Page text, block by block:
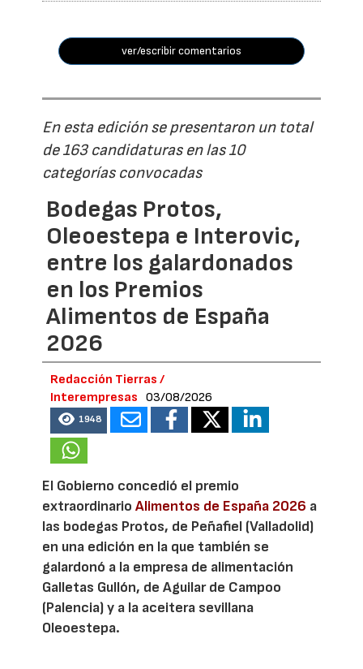
ver/escribir comentarios
En esta edición se presentaron un total
de 163 candidaturas en las 10
categorías convocadas
Bodegas Protos,
Oleoestepa e Interovic,
entre los galardonados
en los Premios
Alimentos de España
2026
Redacción Tierras /
Interempresas
03/08/2026
1948
El Gobierno concedió el premio
extraordinarioAlimentos de España 2026 a
las bodegas Protos, de Peñafiel (Valladolid)
en una edición en la que también se
galardonó a la empresa de alimentación
Galletas Gullón, de Aguilar de Campoo
(Palencia) y a la aceitera sevillana
Oleoestepa.